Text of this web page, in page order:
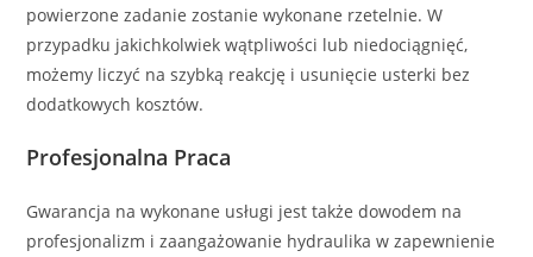
powierzone zadanie zostanie wykonane rzetelnie. W
przypadku jakichkolwiek wątpliwości lub niedociągnięć,
możemy liczyć na szybką reakcję i usunięcie usterki bez
dodatkowych kosztów.
Profesjonalna Praca
Gwarancja na wykonane usługi jest także dowodem na
profesjonalizm i zaangażowanie hydraulika w zapewnienie